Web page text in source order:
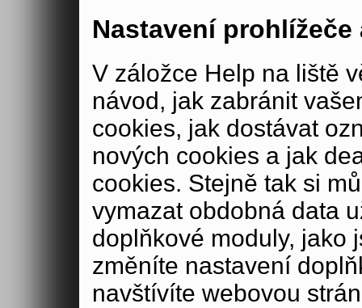
Nastavení
V záložce Help na liště
návod, jak zabránit
cookies, jak dostávat
nových cookies a jak
cookies. Stejně tak si
vymazat obdobná data
doplňkové moduly, jako
změníte nastavení
navštívíte webovou